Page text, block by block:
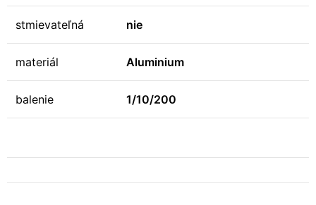
stmievateľná nie
materiál Aluminium
balenie 1/10/200